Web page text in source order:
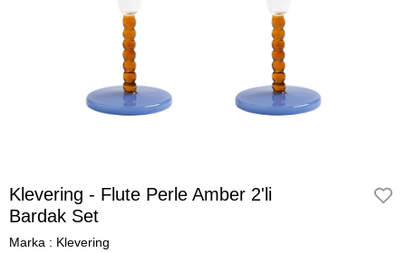
Klevering - Flute Perle Amber 2'li
Bardak Set
Marka : Klevering